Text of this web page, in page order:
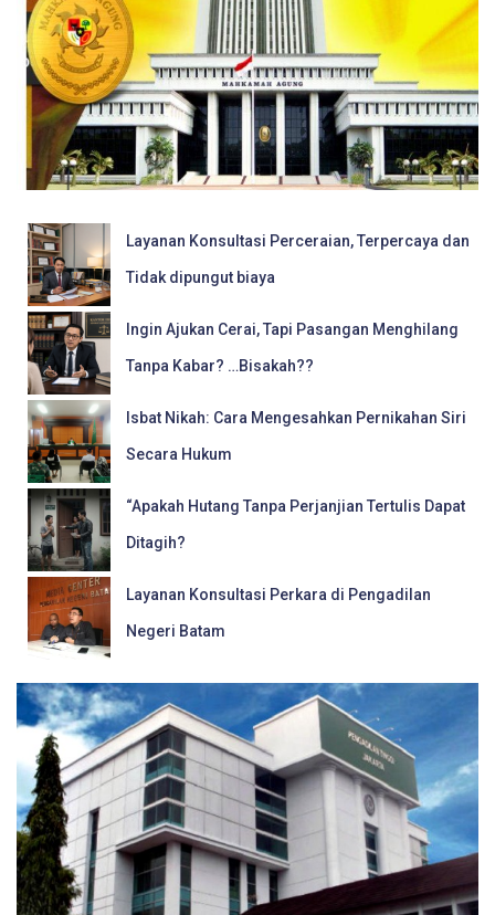
Layanan Konsultasi Perceraian, Terpercaya dan
Tidak dipungut biaya
Ingin Ajukan Cerai, Tapi Pasangan Menghilang
Tanpa Kabar? …Bisakah??
Isbat Nikah: Cara Mengesahkan Pernikahan Siri
Secara Hukum
“Apakah Hutang Tanpa Perjanjian Tertulis Dapat
Ditagih?
Layanan Konsultasi Perkara di Pengadilan
Negeri Batam